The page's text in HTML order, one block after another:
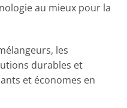
au mieux pour la
les
durables et
et économes en